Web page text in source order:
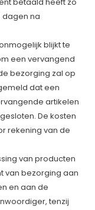
dagen na
blijkt te
een vervangend
bezorging zal op
dat een
artikelen
De kosten
rekening van de
van producten
van bezorging aan
en aan de
tenzij